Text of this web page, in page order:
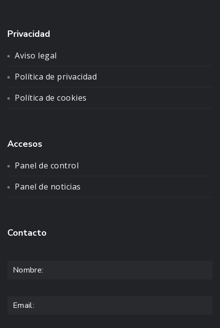
Privacidad
Aviso legal
Política de privacidad
Política de cookies
Accesos
Panel de control
Panel de noticias
Contacto